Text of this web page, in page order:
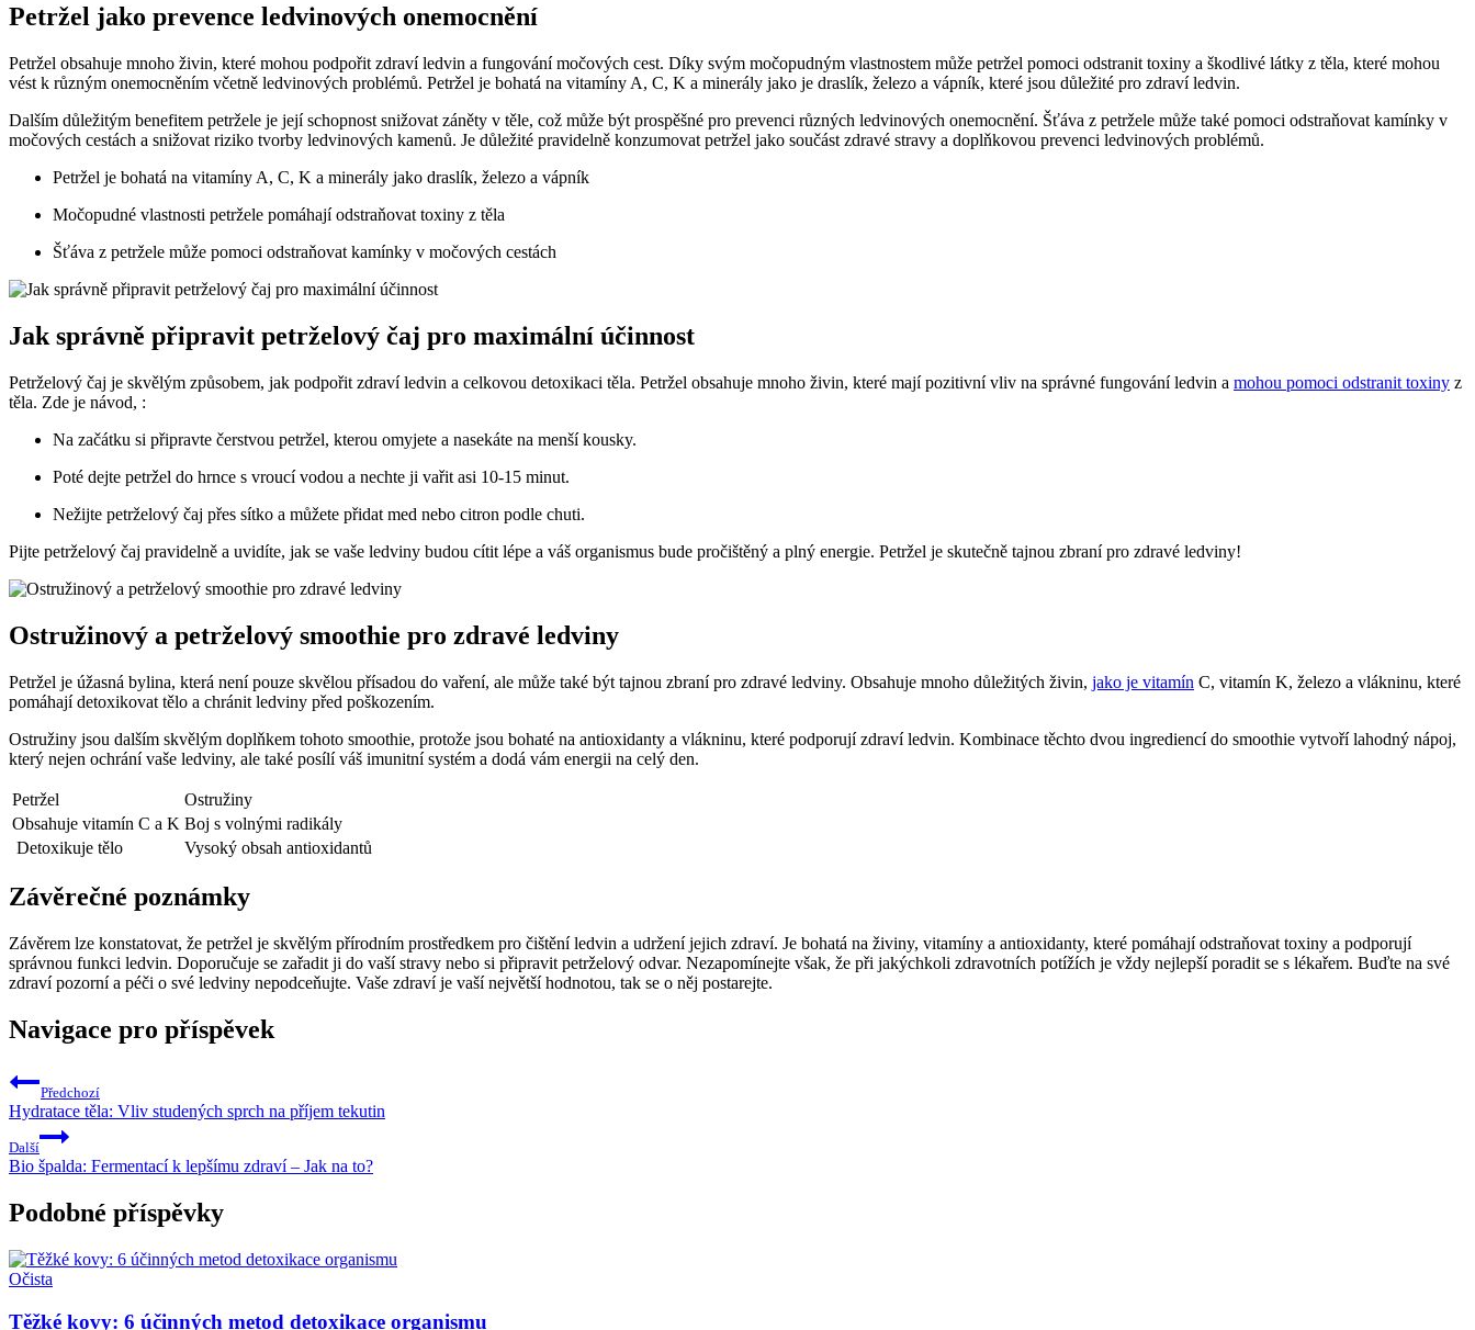
Petržel jako prevence ledvinových onemocnění
Petržel obsahuje mnoho⁤ živin, které mohou podpořit zdraví​ ledvin a fungování močových cest. Díky svým močopudným vlastnostem ‌může‌ petržel pomoci odstranit toxiny a škodlivé látky ⁢z těla, ​které mohou
vést k různým⁣ onemocněním včetně ledvinových problémů. Petržel ⁤je bohatá na vitamíny A, C,‍ K​ a minerály ​jako je draslík,⁣ železo ‌a vápník, které jsou důležité pro⁣ zdraví ledvin.
Dalším důležitým benefitem ⁢petržele‍ je její schopnost snižovat záněty v těle,‌ což může být prospěšné pro prevenci⁤ různých ⁢ledvinových onemocnění. Šťáva z petržele může také pomoci odstraňovat kamínky v⁢
močových ⁢cestách ‌a‍ snižovat riziko tvorby ledvinových kamenů. Je důležité pravidelně konzumovat petržel jako součást zdravé stravy a ⁢doplňkovou prevenci ledvinových problémů.
Petržel je bohatá na vitamíny A, C, K​ a minerály jako draslík, železo a vápník
Močopudné vlastnosti petržele pomáhají ⁤odstraňovat toxiny z těla
Šťáva z petržele může pomoci odstraňovat kamínky v močových cestách
Jak správně připravit petrželový čaj pro maximální účinnost
Petrželový⁤ čaj je‌ skvělým způsobem, jak ⁢podpořit zdraví ledvin a celkovou detoxikaci těla. Petržel obsahuje mnoho živin, ⁣které mají pozitivní vliv na správné fungování⁤ ledvin a mohou pomoci odstranit toxiny ‌ z
těla. Zde je návod, :
Na⁣ začátku ⁢si připravte čerstvou petržel, kterou omyjete a nasekáte na⁢ menší​ kousky.
Poté dejte petržel do hrnce s vroucí‌ vodou a nechte ji vařit asi 10-15 minut.
Nežijte petrželový čaj přes sítko a můžete přidat med nebo citron‌ podle chuti.
Pijte⁤ petrželový čaj pravidelně a uvidíte, jak se‍ vaše ledviny budou cítit lépe a váš ⁢organismus bude pročištěný a plný⁤ energie. Petržel ⁢je⁤ skutečně tajnou zbraní pro zdravé ledviny!
Ostružinový a​ petrželový smoothie pro zdravé ledviny
Petržel⁢ je úžasná bylina, která není pouze skvělou přísadou do vaření, ale může také⁢ být tajnou zbraní ⁤pro zdravé ledviny. Obsahuje mnoho důležitých živin, jako je vitamín C, vitamín K, železo a vlákninu, které
pomáhají detoxikovat‌ tělo a⁤ chránit ledviny před poškozením.
Ostružiny jsou dalším skvělým doplňkem tohoto smoothie, protože jsou ‌bohaté na antioxidanty a vlákninu, které‌ podporují zdraví ledvin.⁣ Kombinace těchto dvou ingrediencí do smoothie vytvoří lahodný nápoj,
který nejen ​ochrání ⁢vaše ledviny, ale také posílí váš imunitní systém a ⁢dodá vám energii na⁣ celý den.
Petržel
Ostružiny
Obsahuje vitamín C ​a K⁢ Boj s volnými radikály
‌ Detoxikuje tělo
​Vysoký ​obsah antioxidantů
Závěrečné poznámky
Závěrem ⁢lze konstatovat, že petržel je skvělým přírodním prostředkem pro čištění ledvin a ‍udržení jejich zdraví. Je bohatá na živiny, vitamíny⁣ a ​antioxidanty, které ⁢pomáhají odstraňovat toxiny a podporují
správnou ⁤funkci ledvin. Doporučuje se zařadit ji ‌do vaší stravy nebo si ‌připravit petrželový odvar. Nezapomínejte však, že při jakýchkoli zdravotních potížích ⁤je vždy nejlepší poradit se s lékařem. Buďte​ na⁣ své
zdraví pozorní a péči o své ledviny nepodceňujte.‍ Vaše zdraví⁤ je vaší největší hodnotou, tak‌ se o něj postarejte.
Navigace pro příspěvek
Předchozí
Hydratace těla: Vliv studených sprch na příjem tekutin
Další
Bio špalda: Fermentací k lepšímu zdraví – Jak na to?
Podobné příspěvky
Očista
Těžké kovy: 6 účinných metod detoxikace organismu